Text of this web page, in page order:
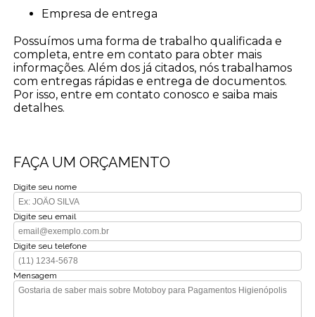
empresa de entrega
Possuímos uma forma de trabalho qualificada e
completa, entre em contato para obter mais
informações. Além dos já citados, nós trabalhamos
com entregas rápidas e entrega de documentos.
Por isso, entre em contato conosco e saiba mais
detalhes.
FAÇA UM ORÇAMENTO
Digite seu nome
Digite seu email
Digite seu telefone
Mensagem